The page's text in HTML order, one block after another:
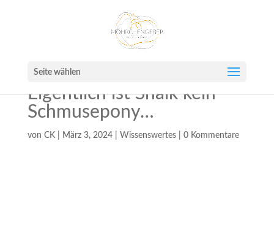
Seite wählen
Eigentlich ist Shaik kein
Schmusepony…
von CK| März 3, 2024| Wissenswertes| 0 Kommentare